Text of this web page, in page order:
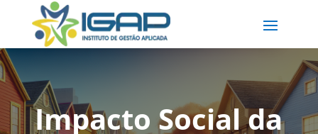
Impacto Social da